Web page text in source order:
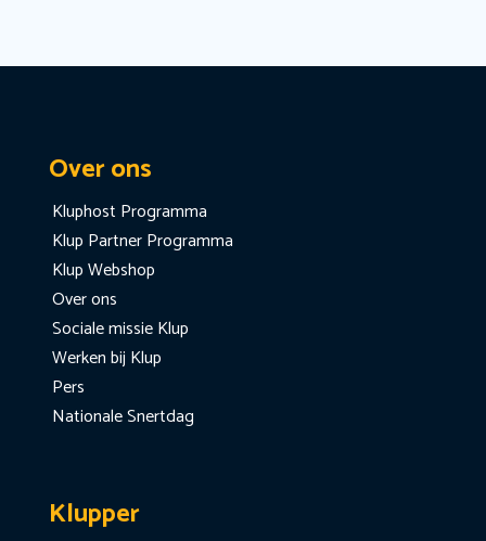
Over ons
Kluphost Programma
Klup Partner Programma
Klup Webshop
Over ons
Sociale missie Klup
Werken bij Klup
Pers
Nationale Snertdag
Klupper